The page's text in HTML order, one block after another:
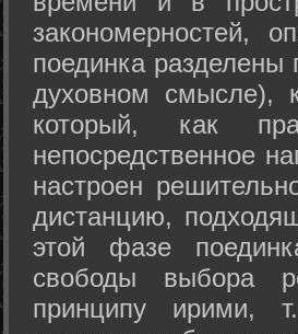
закономерностей,
поединка
духовном смысле),
который, как
непосредственное
настроен
дистанцию,
этой фазе
свободы выбора
принципу ирими,